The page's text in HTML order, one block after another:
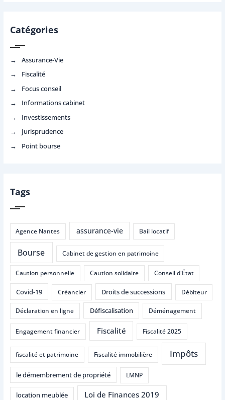
Catégories
Assurance-Vie
Fiscalité
Focus conseil
Informations cabinet
Investissements
Jurisprudence
Point bourse
Tags
Agence Nantes assurance-vie Bail locatif
Bourse Cabinet de gestion en patrimoine
Caution personnelle Caution solidaire Conseil d'État
Covid-19 Créancier Droits de successions Débiteur
Déclaration en ligne Défiscalisation Déménagement
Engagement financier Fiscalité Fiscalité 2025
fiscalité et patrimoine Fiscalité immobilière Impôts
le démembrement de propriété LMNP
location meublée Loi de Finances 2019